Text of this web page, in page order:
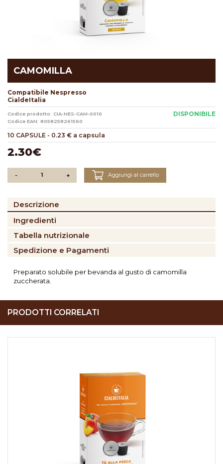
CAMOMILLA
Compatibile Nespresso
CialdeItalia
Codice prodotto: CIA-NES-CAM-0010
Codice EAN: 8058258261560
DISPONIBILE
10 CAPSULE - 0.23 € a capsula
2.30€
- + Aggiungi al carrello
Descrizione
Ingredienti
Tabella nutrizionale
Spedizione e Pagamenti
Preparato solubile per bevanda al gusto di camomilla
zuccherata.
PRODOTTI CORRELATI